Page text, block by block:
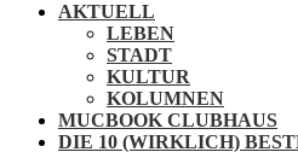
AKTUELL
LEBEN
STADT
KULTUR
KOLUMNEN
MUCBOOK CLUBHAUS
DIE 10 (WIRKLICH)